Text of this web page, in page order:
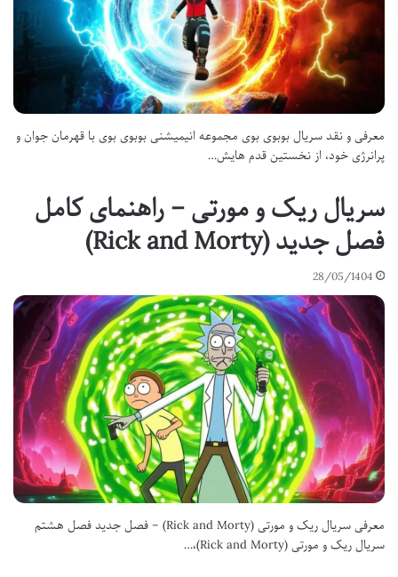
معرفی و نقد سریال بوبوی بوی مجموعه انیمیشنی بوبوی بوی با قهرمان جوان و
پرانرژی خود، از نخستین قدم هایش…
سریال ریک و مورتی – راهنمای کامل
فصل جدید (Rick and Morty)
28/05/1404
معرفی سریال ریک و مورتی (Rick and Morty) – فصل جدید فصل هشتم
سریال ریک و مورتی (Rick and Morty)،…